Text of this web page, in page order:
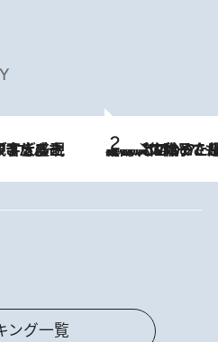
2026.8.5
【阿川佐和子さんの年とる力】なぜ70代で始めた趣味は“こんなに楽しい”のか？ ピアノ、俳句…スランプに陥っても続けられる“ある秘訣”とは
ング一覧